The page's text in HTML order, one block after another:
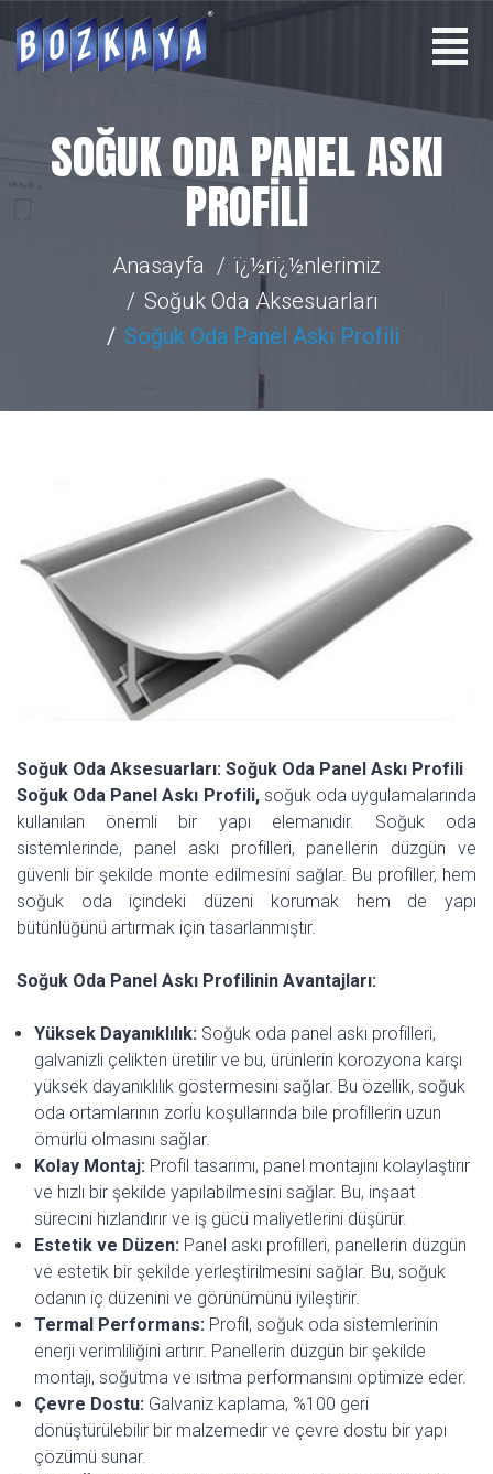
SOĞUK ODA PANEL ASKI
PROFILI
Anasayfa
ï¿½rï¿½nlerimiz
Soğuk Oda Aksesuarları
Soğuk Oda Panel Askı Profili
Soğuk Oda Aksesuarları: Soğuk Oda Panel Askı Profili
Soğuk Oda Panel Askı Profili,soğuk oda uygulamalarında
kullanılan önemli bir yapı elemanıdır. Soğuk oda
sistemlerinde, panel askı profilleri, panellerin düzgün ve
güvenli bir şekilde monte edilmesini sağlar. Bu profiller, hem
soğuk oda içindeki düzeni korumak hem de yapı
bütünlüğünü artırmak için tasarlanmıştır.
Soğuk Oda Panel Askı Profilinin Avantajları:
Yüksek Dayanıklılık: Soğuk oda panel askı profilleri,
galvanizli çelikten üretilir ve bu, ürünlerin korozyona karşı
yüksek dayanıklılık göstermesini sağlar. Bu özellik, soğuk
oda ortamlarının zorlu koşullarında bile profillerin uzun
ömürlü olmasını sağlar.
Kolay Montaj: Profil tasarımı, panel montajını kolaylaştırır
ve hızlı bir şekilde yapılabilmesini sağlar. Bu, inşaat
sürecini hızlandırır ve iş gücü maliyetlerini düşürür.
Estetik ve Düzen: Panel askı profilleri, panellerin düzgün
ve estetik bir şekilde yerleştirilmesini sağlar. Bu, soğuk
odanın iç düzenini ve görünümünü iyileştirir.
Termal Performans: Profil, soğuk oda sistemlerinin
enerji verimliliğini artırır. Panellerin düzgün bir şekilde
montajı, soğutma ve ısıtma performansını optimize eder.
Çevre Dostu: Galvaniz kaplama, %100 geri
dönüştürülebilir bir malzemedir ve çevre dostu bir yapı
çözümü sunar.